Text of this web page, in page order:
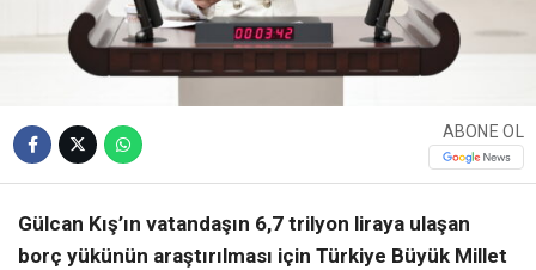
ABONE OL
Gülcan Kış’ın vatandaşın 6,7 trilyon liraya ulaşan
borç yükünün araştırılması için Türkiye Büyük Millet